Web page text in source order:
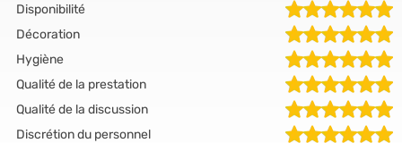
Disponibilité
Décoration
Hygiène
Qualité de la prestation
Qualité de la discussion
Discrétion du personnel